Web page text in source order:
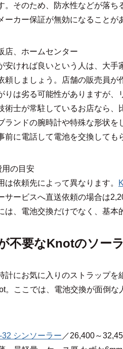
。そのため、防水性などが落
ーカー保証が無効になることが
店、ホームセンター
安ければ良いという人は、大
頼しましょう。店舗の販売員
りは劣る可能性がありますが
術士が常駐しているお店なら、
ランドの腕時計や特殊な形状
前に電話して電池を交換しても
の目安
は依頼先によって異なります。
サービスへ直送依頼の場合は
は、電池交換だけでなく、基本
不要なKnotのソー
計にお気に入りのストラップ
。ここでは、電池交換が面倒
シンソーラー ／26,400～